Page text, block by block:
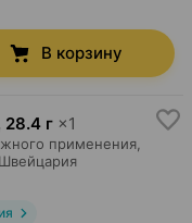
В корзину
28.4 г ×1
применения,
Швейцария